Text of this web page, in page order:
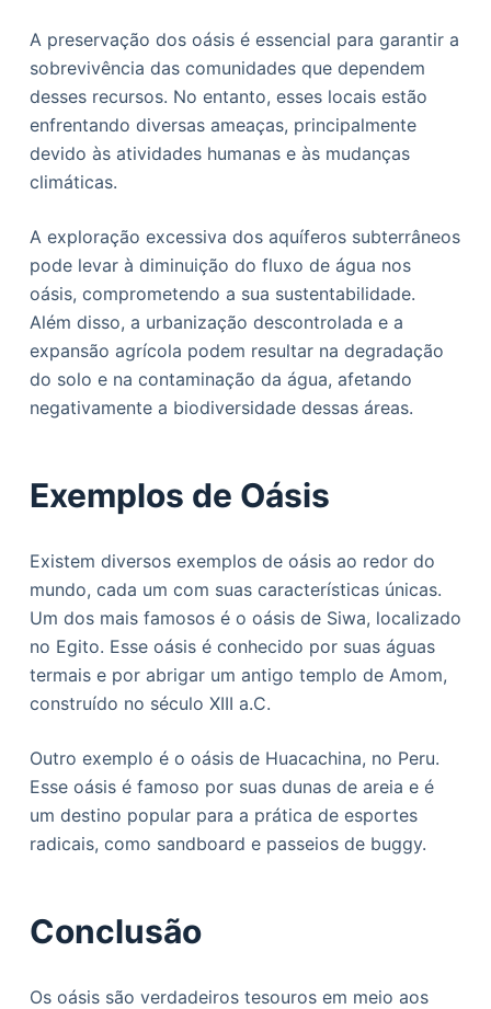
A preservação dos oásis é essencial para garantir a
sobrevivência das comunidades que dependem
desses recursos. No entanto, esses locais estão
enfrentando diversas ameaças, principalmente
devido às atividades humanas e às mudanças
climáticas.
A exploração excessiva dos aquíferos subterrâneos
pode levar à diminuição do fluxo de água nos
oásis, comprometendo a sua sustentabilidade.
Além disso, a urbanização descontrolada e a
expansão agrícola podem resultar na degradação
do solo e na contaminação da água, afetando
negativamente a biodiversidade dessas áreas.
Exemplos de Oásis
Existem diversos exemplos de oásis ao redor do
mundo, cada um com suas características únicas.
Um dos mais famosos é o oásis de Siwa, localizado
no Egito. Esse oásis é conhecido por suas águas
termais e por abrigar um antigo templo de Amom,
construído no século XIII a.C.
Outro exemplo é o oásis de Huacachina, no Peru.
Esse oásis é famoso por suas dunas de areia e é
um destino popular para a prática de esportes
radicais, como sandboard e passeios de buggy.
Conclusão
Os oásis são verdadeiros tesouros em meio aos